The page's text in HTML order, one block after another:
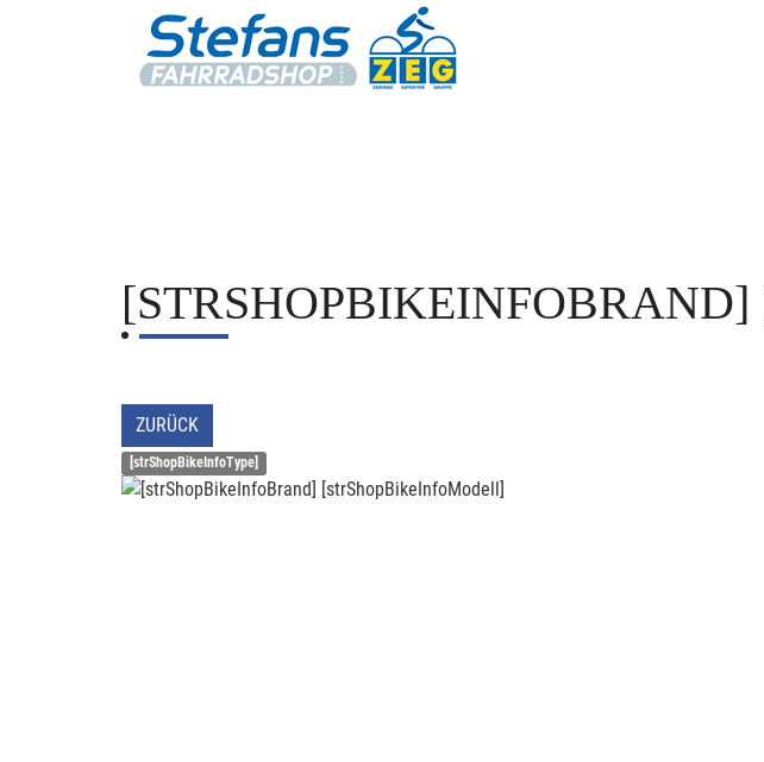
[STRSHOPBIKEINFOBRAND]
ZURÜCK
[strShopBikeInfoType]